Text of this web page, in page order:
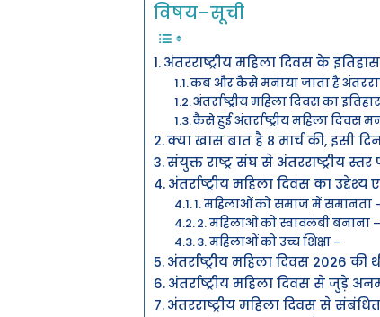
विषय–सूची
अंतरराष्ट्रीय महिला दिवस के
कब और कैसे मनाया जाता है
अंतर्राष्ट्रीय महिला दिवस का
कैसे हुई अंतर्राष्ट्रीय महिला दिवस
क्या खास बात है 8 मार्च की, इसी
संयुक्त राष्ट्र संघ से अंतरराष्ट्रीय
अंतर्राष्ट्रीय महिला दिवस का उद्देश्य
1. महिलाओं को समाज में समानता
2. महिलाओं को स्वावलंबी बनाना –
3. महिलाओं को उच्च शिक्षा –
अंतर्राष्ट्रीय महिला दिवस 2026
अंतर्राष्ट्रीय महिला दिवस से जुड़े
अंतरराष्ट्रीय महिला दिवस से